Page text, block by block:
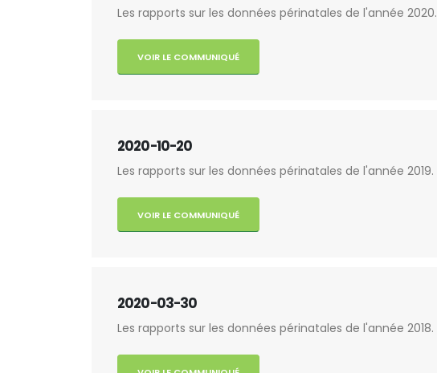
Les rapports sur les données périnatales de l'année 2020.
VOIR LE COMMUNIQUÉ
2020-10-20
Les rapports sur les données périnatales de l'année 2019.
VOIR LE COMMUNIQUÉ
2020-03-30
Les rapports sur les données périnatales de l'année 2018.